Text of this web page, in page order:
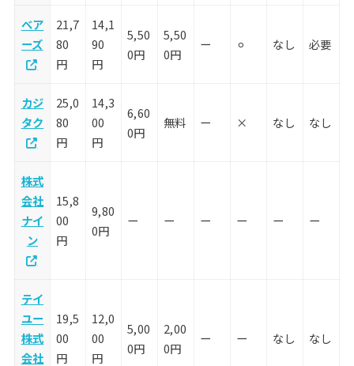
ベア
ーズ
21,7
80
円
14,1
90
円
5,50
0円
5,50
0円
ー ⚪︎ なし 必要
カジ
タク
25,0
80
円
14,3
00
円
6,60
0円
無料 ー × なし なし
株式
会社
ナイ
ン
15,8
00
円
9,80
0円
ー ー ー ー ー ー
テイ
ユー
株式
会社
19,5
00
円
12,0
00
円
5,00
0円
2,00
0円
ー ー なし なし